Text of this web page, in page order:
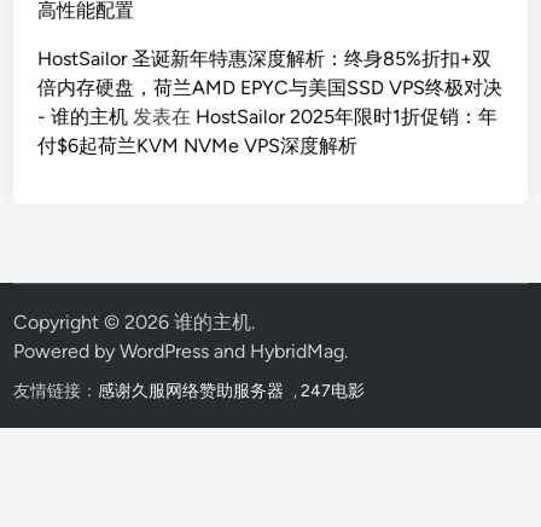
高性能配置
HostSailor 圣诞新年特惠深度解析：终身85%折扣+双
倍内存硬盘，荷兰AMD EPYC与美国SSD VPS终极对决
- 谁的主机 发表在 HostSailor 2025年限时1折促销：年
付$6起荷兰KVM NVMe VPS深度解析
Copyright © 2026谁的主机.
Powered byWordPress and HybridMag.
友情链接：感谢久服网络赞助服务器 ,247电影